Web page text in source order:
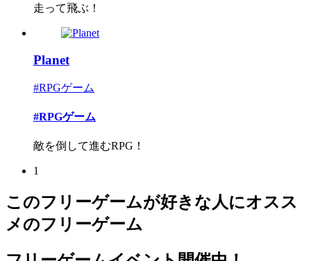
走って飛ぶ！
Planet
#RPGゲーム
#RPGゲーム
敵を倒して進むRPG！
1
このフリーゲームが好きな人にオスス
メのフリーゲーム